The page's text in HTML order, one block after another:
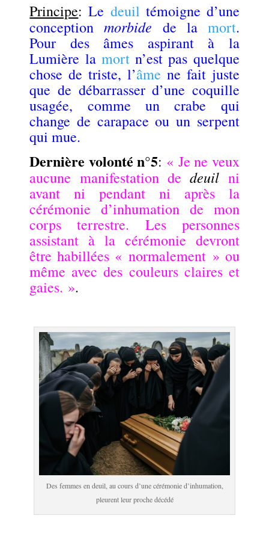
Principe: Le deuil témoigne d’une
conceptionmorbide de la mort.
Pour des âmes aspirant à la
Lumière la mortn’est pas quelque
chose de triste, l’âme ne fait juste
que de débarrasser d’une coquille
usagée, comme un crabe qui
change de carapace ou un serpent
qui mue.
Dernière volonté n°5: « Je ne veux
aucune manifestation dedeuil ni
avant ni pendant ni après la
cérémonie d’inhumation de mon
corps terrestre. Les personnes
assistant à la cérémonie devront
être habillées « normalement » ou
même avec des couleurs claires et
gaies. ».
Des femmes en deuil, au cours d’une cérémonie d’inhumation,
pleurent leur proche décédé